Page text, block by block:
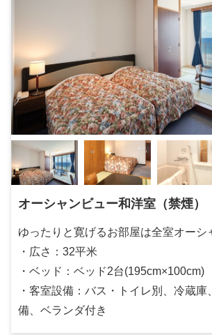
オーシャンビュー和洋室（禁煙）
ゆったりと寛げるお部屋は全室オーシ
・広さ：32平米
・ベッド：ベッド2台(195cm×100cm)
・客室設備：バス・トイレ別、冷蔵
備、ベランダ付き